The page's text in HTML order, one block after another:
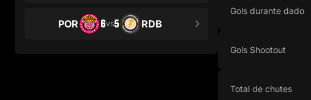
POR 6VS5 RDB
Gols durante dado
Gols Shootout
Total de chutes